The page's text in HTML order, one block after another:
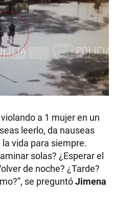
a 1 mujer en un
leerlo, da nauseas
vida para siempre.
solas? ¿Esperar el
de noche? ¿Tarde?
se preguntóJimena